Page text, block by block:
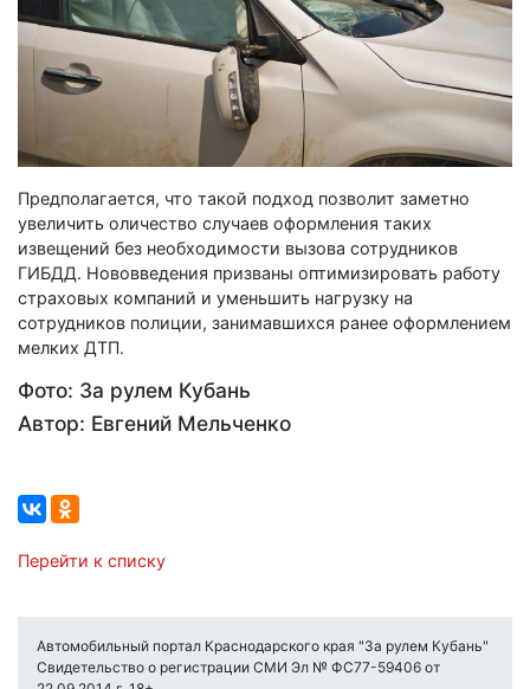
Предполагается, что такой подход позволит заметно
увеличить оличество случаев оформления таких
извещений без необходимости вызова сотрудников
ГИБДД. Нововведения призваны оптимизировать работу
страховых компаний и уменьшить нагрузку на
сотрудников полиции, занимавшихся ранее оформлением
мелких ДТП.
Фото: За рулем Кубань
Автор: Евгений Мельченко
Перейти к списку
Автомобильный портал Краснодарского края "За рулем Кубань"
Свидетельство о регистрации СМИ Эл № ФС77-59406 от